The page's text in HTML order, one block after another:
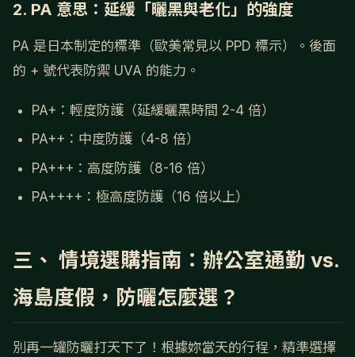
2. PA 意思：延緩「曬黑與老化」的強度
PA 是日本制定的標準（歐美常見以 PPD 標示）。後面
的 + 號代表防禦 UVA 的能力。
PA+：輕度防護（延緩曬黑時間 2-4 倍）
PA++：中度防護（4-8 倍）
PA+++：高度防護（8-16 倍）
PA++++：極高度防護（16 倍以上）
三、 情境選購指南：辦公室通勤 vs.
海島度假，防曬怎麼選？
別再一罐防曬打天下了！根據妳當天的行程，精準選擇